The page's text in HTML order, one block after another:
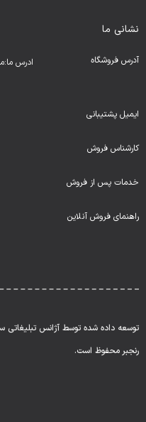
نشانی ما
آدرس فروشگاه
ایمیل پشتیبانی
کارشناس فروش
خدمات پس از فروش
راهنمای فروش آنلاین
توسعه داده شده توسط آژانس تبلیغاتی
رنجبر محفوظ است.